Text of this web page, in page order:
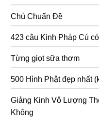
Chú Chuẩn Đề
423 câu Kinh Pháp Cú
Từng giọt sữa thơm
500 Hình Phật đẹp nhất
Giảng Kinh Vô Lượng
Không